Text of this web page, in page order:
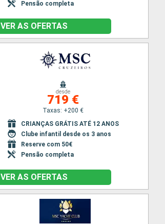
Pensão completa
VER AS OFERTAS
desde
719 €
Taxas: +200 €
CRIANÇAS GRÁTIS ATÉ 12 ANOS
Clube infantil desde os 3 anos
Reserve com 50€
Pensão completa
VER AS OFERTAS